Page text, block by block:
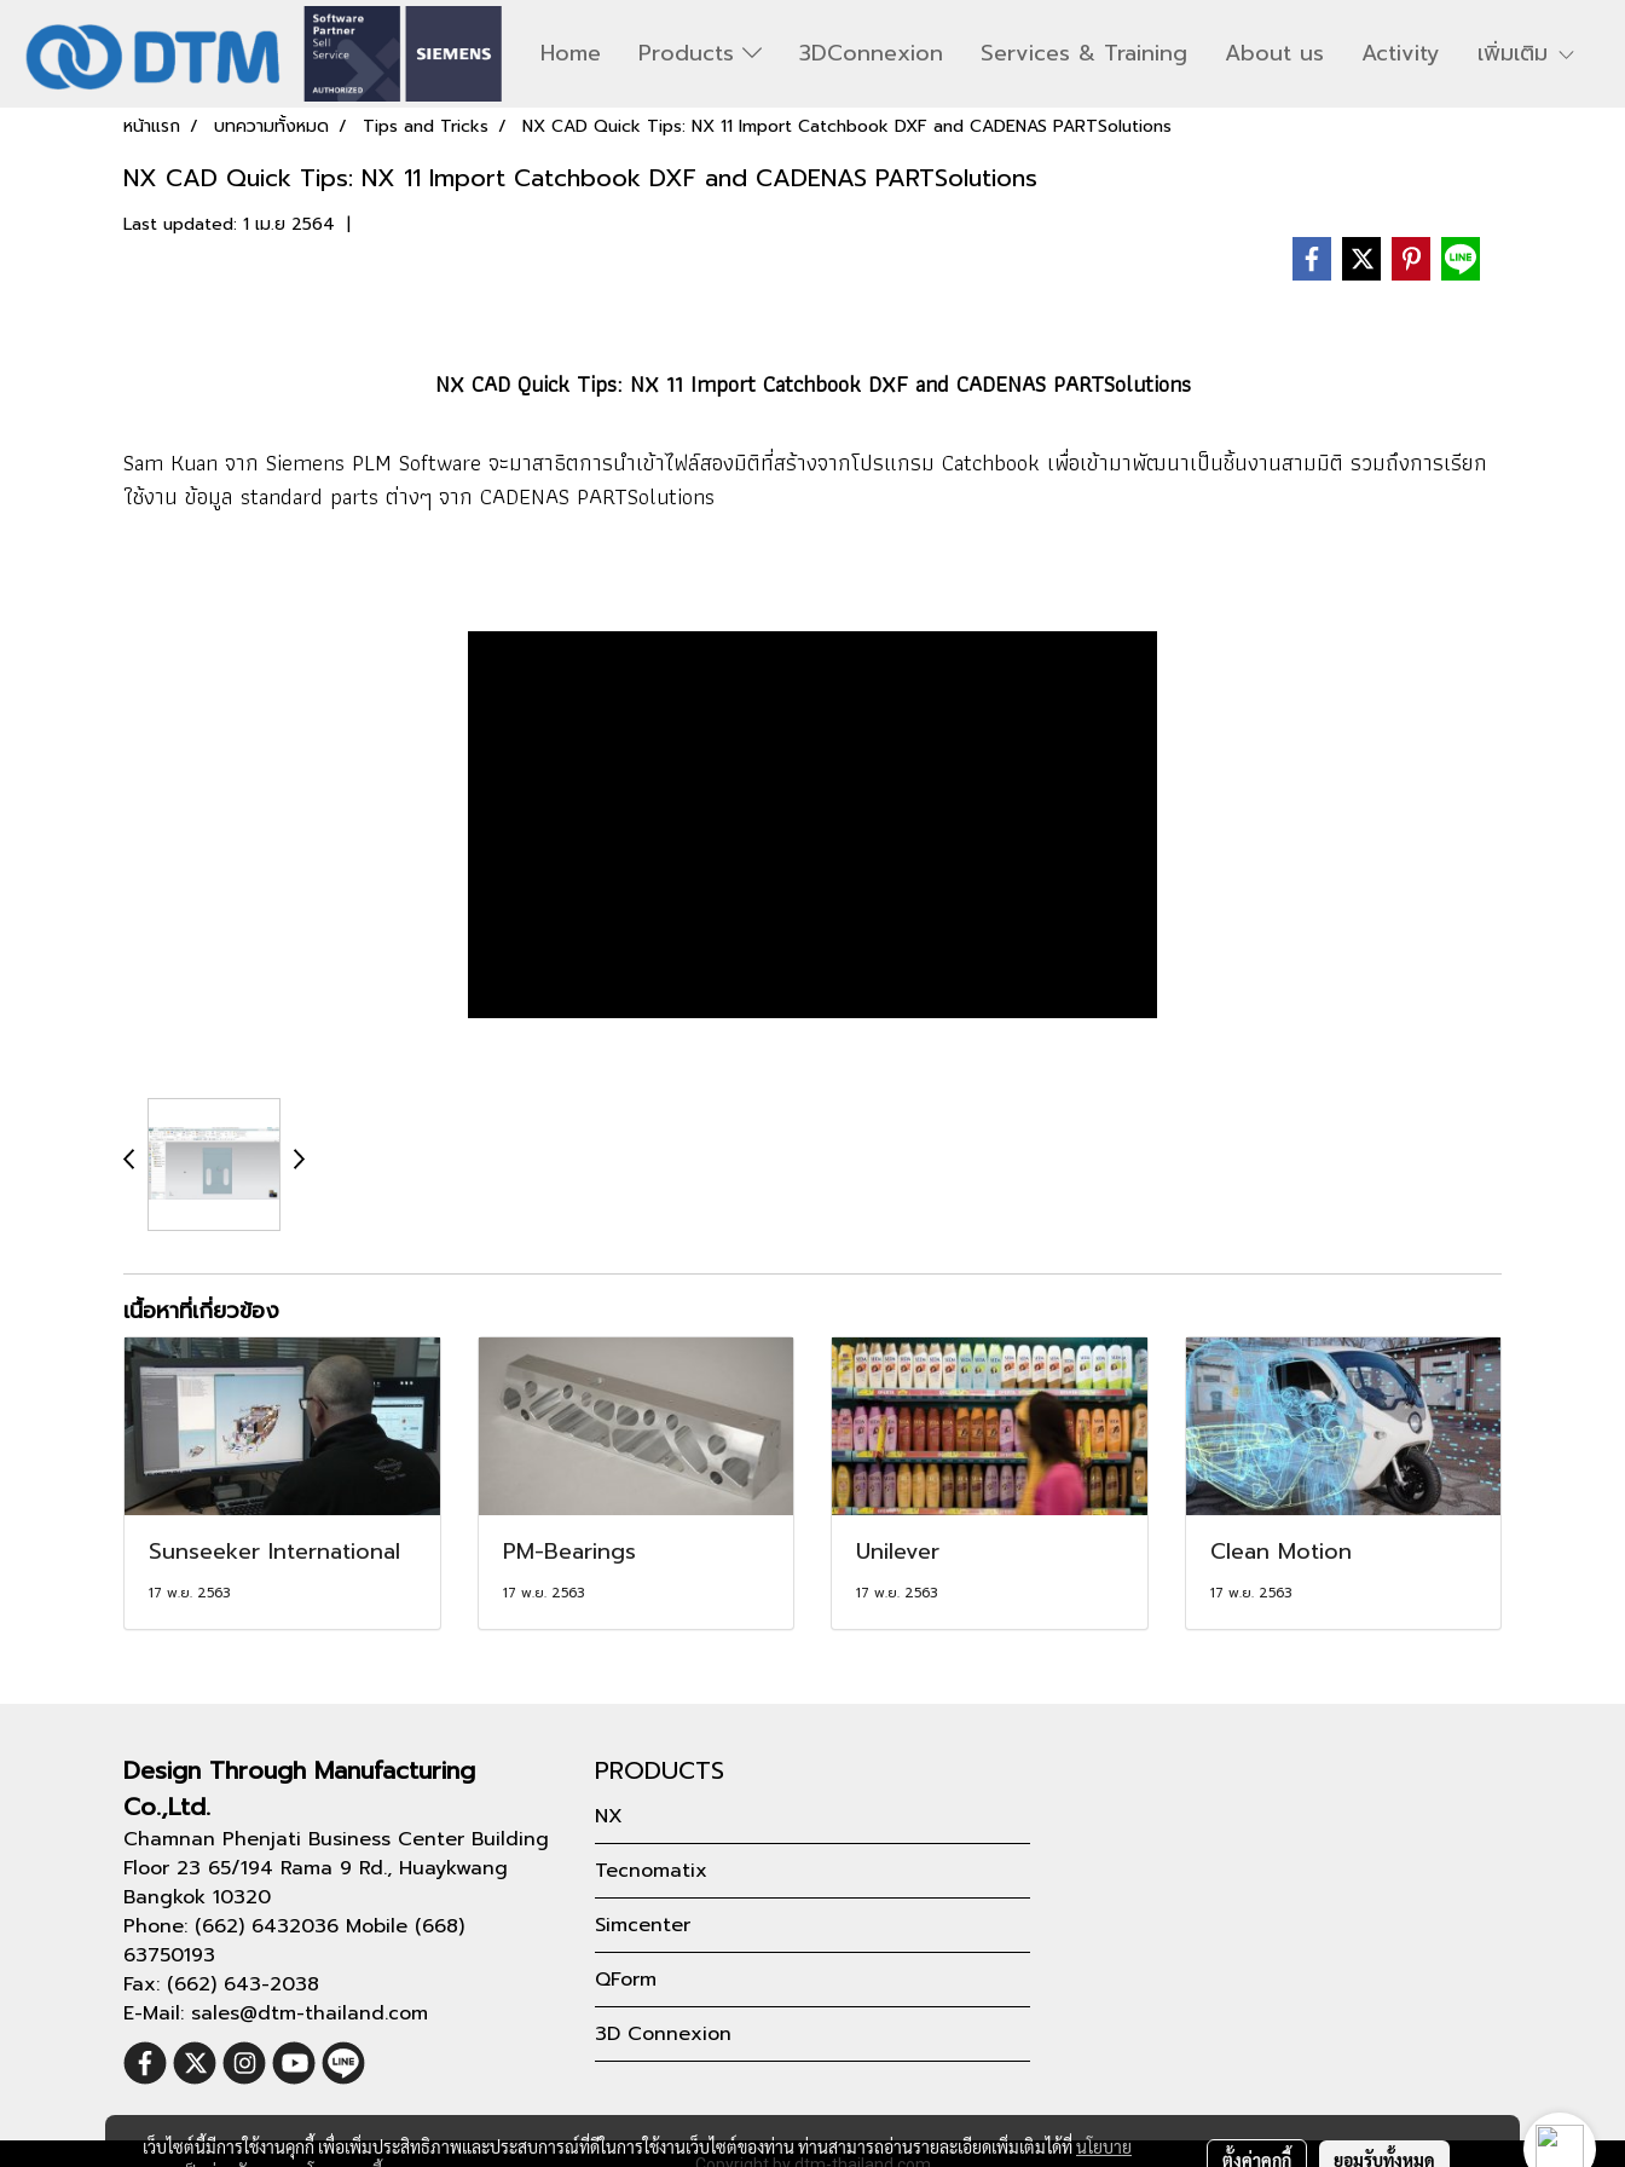
Home Products 3DConnexion Services & Training About us Activity เพิ่มเติม
หน้าแรก บทความทั้งหมด Tips and Tricks NX CAD Quick Tips: NX 11 Import Catchbook DXF and CADENAS PARTSolutions
NX CAD Quick Tips: NX 11 Import Catchbook DXF and CADENAS PARTSolutions
Last updated: 1 เม.ย 2564 |
NX CAD Quick Tips: NX 11 Import Catchbook DXF and CADENAS PARTSolutions
Sam Kuan จาก Siemens PLM Software จะมาสาธิตการนำเข้าไฟล์สองมิติที่สร้างจากโปรแกรม Catchbook เพื่อเข้ามาพัฒนาเป็นชิ้นงานสามมิติ รวมถึงการเรียก
ใช้งาน ข้อมูล standard parts ต่างๆ จาก CADENAS PARTSolutions
เนื้อหาที่เกี่ยวข้อง
Sunseeker International
17 พ.ย. 2563
PM-Bearings
17 พ.ย. 2563
Unilever
17 พ.ย. 2563
Clean Motion
17 พ.ย. 2563
Design Through Manufacturing
Co.,Ltd.
Chamnan Phenjati Business Center Building
Floor 23 65/194 Rama 9 Rd., Huaykwang
Bangkok 10320
Phone: (662) 6432036 Mobile (668)
63750193
Fax: (662) 643-2038
E-Mail: sales@dtm-thailand.com
PRODUCTS
NX
Tecnomatix
Simcenter
QForm
3D Connexion
เว็บไซต์นี้มีการใช้งานคุกกี้ เพื่อเพิ่มประสิทธิภาพและประสบการณ์ที่ดีในการใช้งานเว็บไซต์ของท่าน ท่านสามารถอ่านรายละเอียดเพิ่มเติมได้ที่นโยบาย
ตั้งค่าคุกกี้ ยอมรับทั้งหมด